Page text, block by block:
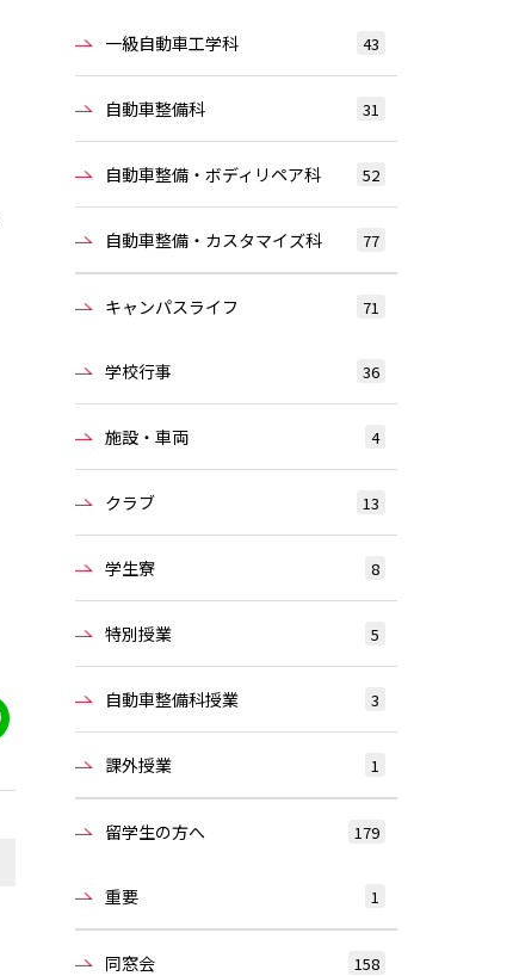
一級自動車工学科 43
自動車整備科 31
自動車整備・ボディリペア科 52
自動車整備・カスタマイズ科 77
キャンパスライフ 71
学校行事 36
施設・車両 4
クラブ 13
学生寮 8
特別授業 5
自動車整備科授業 3
課外授業 1
留学生の方へ 179
重要 1
同窓会 158